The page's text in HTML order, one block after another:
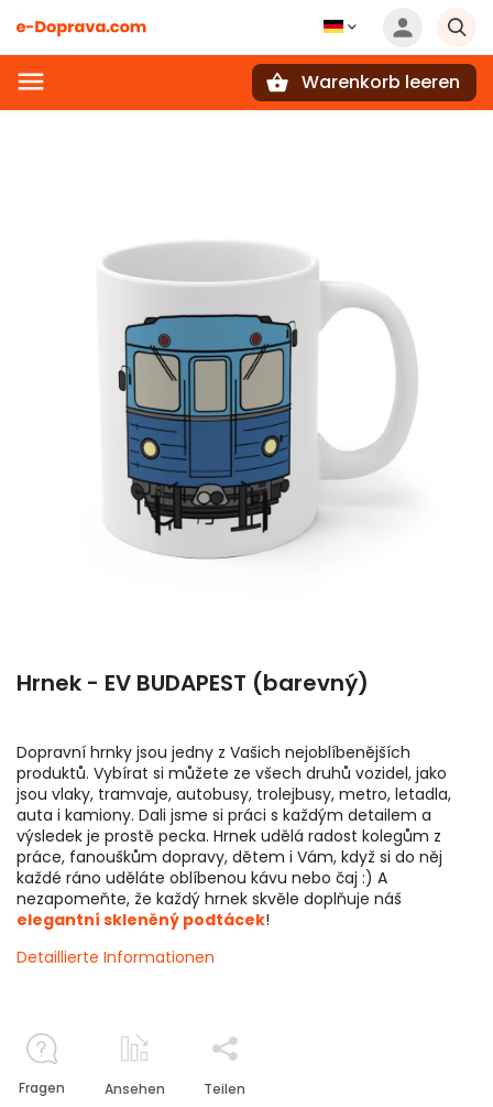
Warenkorb leeren
Hrnek - EV BUDAPEST (barevný)
Dopravní hrnky jsou jedny z Vašich nejoblíbenějších
produktů. Vybírat si můžete ze všech druhů vozidel, jako
jsou vlaky, tramvaje, autobusy, trolejbusy, metro, letadla,
auta i kamiony. Dali jsme si práci s každým detailem a
výsledek je prostě pecka. Hrnek udělá radost kolegům z
práce, fanouškům dopravy, dětem i Vám, když si do něj
každé ráno uděláte oblíbenou kávu nebo čaj :) A
nezapomeňte, že každý hrnek skvěle doplňuje náš
elegantní skleněný podtácek!
Detaillierte Informationen
Fragen Ansehen Teilen